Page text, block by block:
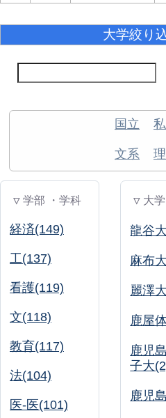
大学絞り
国立
文系
▽ 学部 ・学科
経済(149)
工(137)
看護(119)
文(118)
教育(117)
法(104)
医-医(101)
▽ 大学
龍谷
麻布
麗澤
鹿屋
鹿児
子大
鹿児